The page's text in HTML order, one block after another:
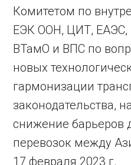
Комитетом по
ЕЭК ООН, ЦИТ,
ВТамО и ВПС по
новых
гармонизации
законодательства,
снижение барьеров
перевозок между
17 февраля 2023 г.